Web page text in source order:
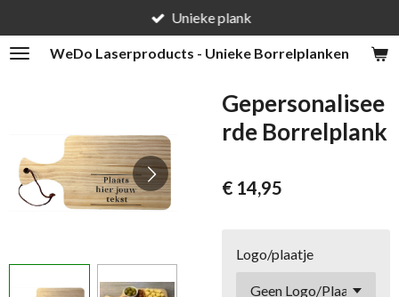
direct
naar
WeDo Laserproducts - Unieke Borrelplanken
Unieke plank
Gepersonalisee
rde Borrelplank
€ 14,95
Logo/plaatje